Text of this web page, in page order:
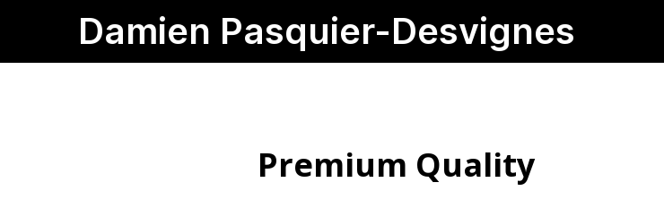
Damien Pasquier-Desvignes
Premium Quality